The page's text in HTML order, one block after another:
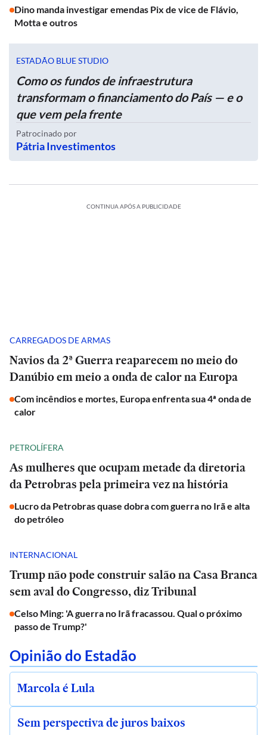
Dino manda investigar emendas Pix de vice de Flávio,
Motta e outros
ESTADÃO BLUE STUDIO
Como os fundos de infraestrutura
transformam o financiamento do País — e o
que vem pela frente
Patrocinado por
Pátria Investimentos
CONTINUA APÓS A PUBLICIDADE
CARREGADOS DE ARMAS
Navios da 2ª Guerra reaparecem no meio do
Danúbio em meio a onda de calor na Europa
Com incêndios e mortes, Europa enfrenta sua 4ª onda de
calor
PETROLÍFERA
As mulheres que ocupam metade da diretoria
da Petrobras pela primeira vez na história
Lucro da Petrobras quase dobra com guerra no Irã e alta
do petróleo
INTERNACIONAL
Trump não pode construir salão na Casa Branca
sem aval do Congresso, diz Tribunal
Celso Ming: 'A guerra no Irã fracassou. Qual o próximo
passo de Trump?'
Opinião do Estadão
Marcola é Lula
Sem perspectiva de juros baixos